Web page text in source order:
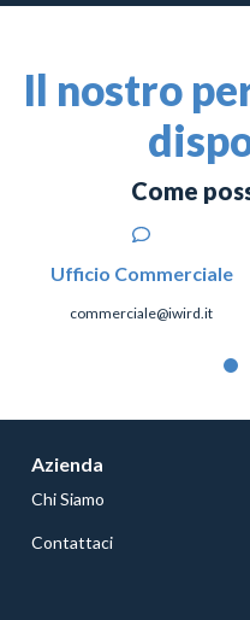
Il nostro
Come
Ufficio Commerciale
commerciale@iwird.it
Azienda
Chi Siamo
Contattaci